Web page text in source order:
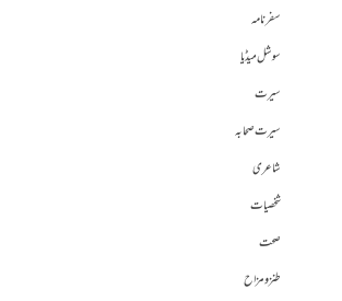
سفرنامہ
سوشل میڈیا
سیرت
سیرت صحابہ
شاعری
شخصیات
صحت
طنز و مزاح